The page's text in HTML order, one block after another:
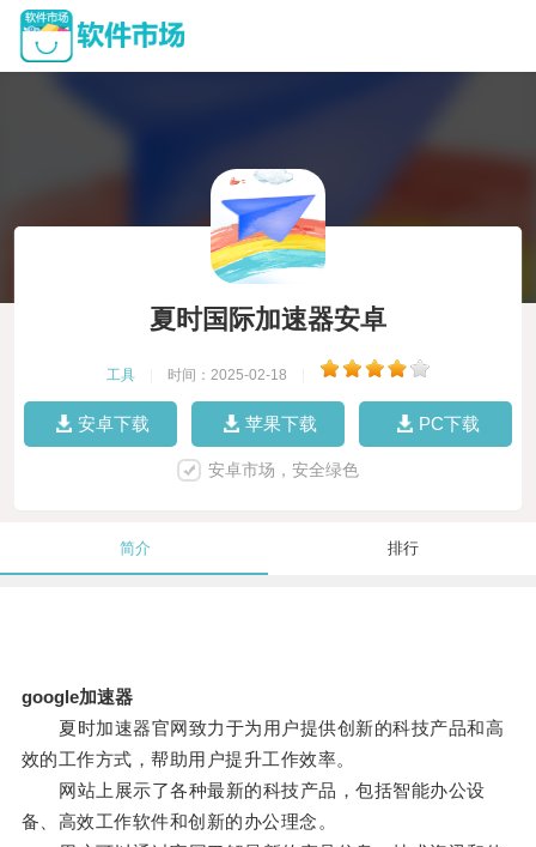
夏时国际加速器安卓
工具 时间：2025-02-18
安卓下载 苹果下载 PC下载
安卓市场，安全绿色
简介 排行
google加速器
夏时加速器官网致力于为用户提供创新的科技产品和高
效的工作方式，帮助用户提升工作效率。
网站上展示了各种最新的科技产品，包括智能办公设
备、高效工作软件和创新的办公理念。